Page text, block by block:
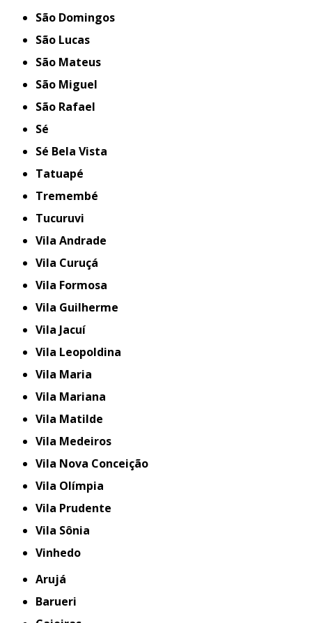
São Domingos
São Lucas
São Mateus
São Miguel
São Rafael
Sé
Sé Bela Vista
Tatuapé
Tremembé
Tucuruvi
Vila Andrade
Vila Curuçá
Vila Formosa
Vila Guilherme
Vila Jacuí
Vila Leopoldina
Vila Maria
Vila Mariana
Vila Matilde
Vila Medeiros
Vila Nova Conceição
Vila Olímpia
Vila Prudente
Vila Sônia
Vinhedo
Arujá
Barueri